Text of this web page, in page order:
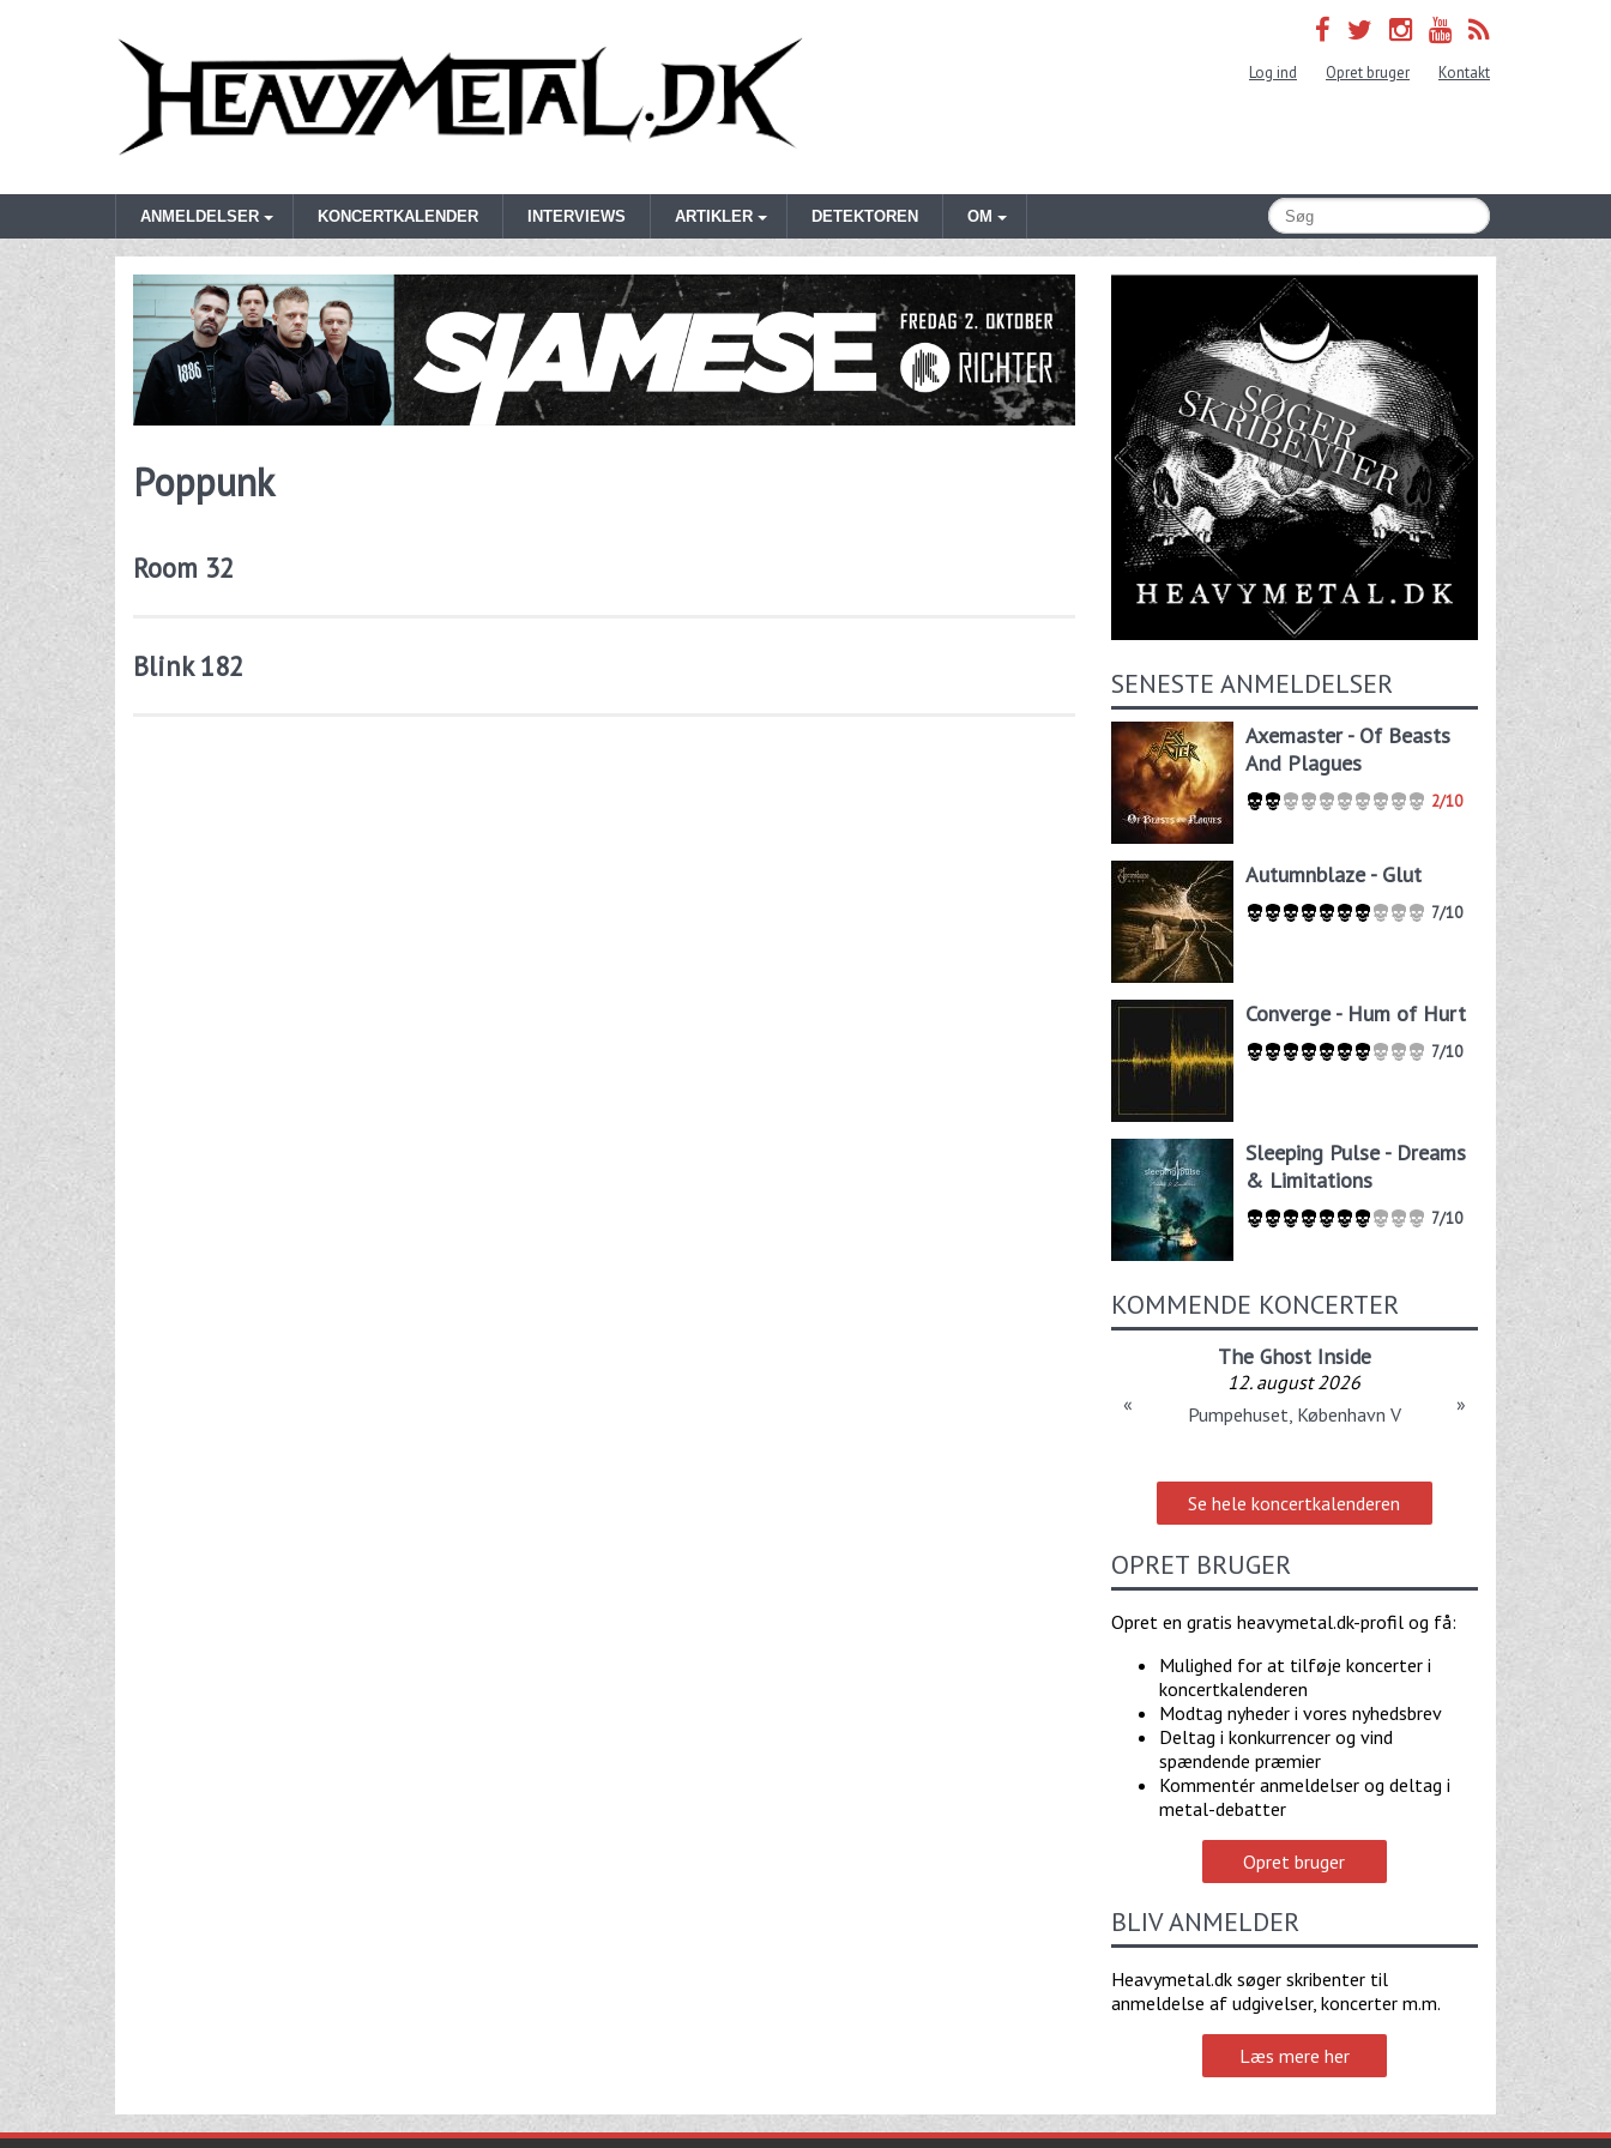
Log ind Opret bruger Kontakt
ANMELDELSER KONCERTKALENDER INTERVIEWS ARTIKLER DETEKTOREN OM
Poppunk
Room 32
Blink 182 SENESTE ANMELDELSER
Axemaster - Of Beasts
And Plagues
2/10
Autumnblaze - Glut
7/10
Converge - Hum of Hurt
7/10
Sleeping Pulse - Dreams
& Limitations
7/10
KOMMENDE KONCERTER
The Ghost Inside
12. august 2026
Pumpehuset, København V
« »
Se hele koncertkalenderen
OPRET BRUGER
Opret en gratis heavymetal.dk-profil og få:
Mulighed for at tilføje koncerter i
koncertkalenderen
Modtag nyheder i vores nyhedsbrev
Deltag i konkurrencer og vind
spændende præmier
Kommentér anmeldelser og deltag i
metal-debatter
Opret bruger
BLIV ANMELDER
Heavymetal.dk søger skribenter til
anmeldelse af udgivelser, koncerter m.m.
Læs mere her